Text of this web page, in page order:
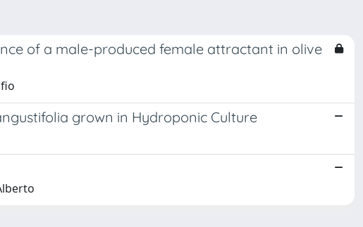
of a male-produced female attractant in olive
grown in Hydroponic Culture